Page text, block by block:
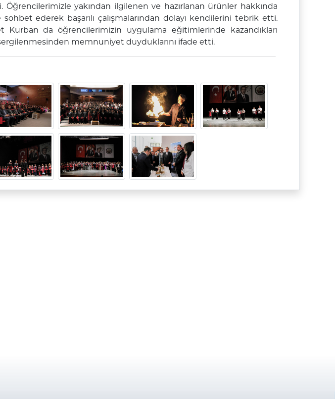
Öğrencilerimizle yakından ilgilenen ve hazırlanan ürünler hakkında
ederek başarılı çalışmalarından dolayı kendilerini tebrik etti.
Kurban da öğrencilerimizin uygulama eğitimlerinde kazandıkları
memnuniyet duyduklarını ifade etti.